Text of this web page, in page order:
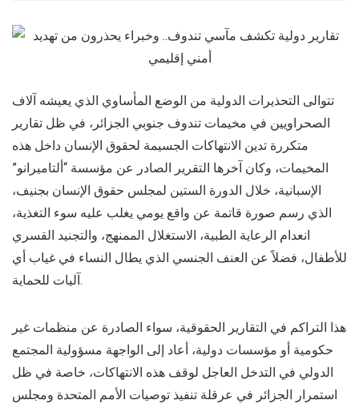
تتوالى التحذيرات الدولية من الوضع المأساوي الذي يعيشه آلاف
الصحراويين في مخيمات تندوف جنوبي الجزائر، في ظل تقارير
متكررة تدين الانتهاكات الجسيمة لحقوق الإنسان داخل هذه
المخيمات، وكان آخرها التقرير الصادر عن مؤسسة “ألتاميرانو”
الإسبانية، خلال الدورة الستين لمجلس حقوق الإنسان بجنيف،
الذي رسم صورة قاتمة عن واقع يومي يغلب عليه سوء التغذية،
انعدام الرعاية الطبية، الاستغلال الممنهج، والتجنيد القسري
للأطفال، فضلاً عن العنف الجنسي الذي يطال النساء في غياب أي
آليات للحماية.
هذا التراكم في التقارير الحقوقية، سواء الصادرة عن منظمات غير
حكومية أو مؤسسات دولية، أعاد إلى الواجهة مسؤولية المجتمع
الدولي في التدخل العاجل لوقف هذه الانتهاكات، خاصة في ظل
استمرار الجزائر في عرقلة تنفيذ توصيات الأمم المتحدة ومجلس